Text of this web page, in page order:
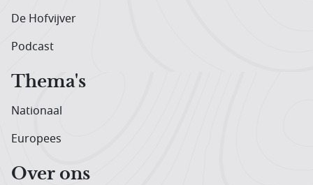
De Hofvijver
Podcast
Thema's
Nationaal
Europees
Over ons